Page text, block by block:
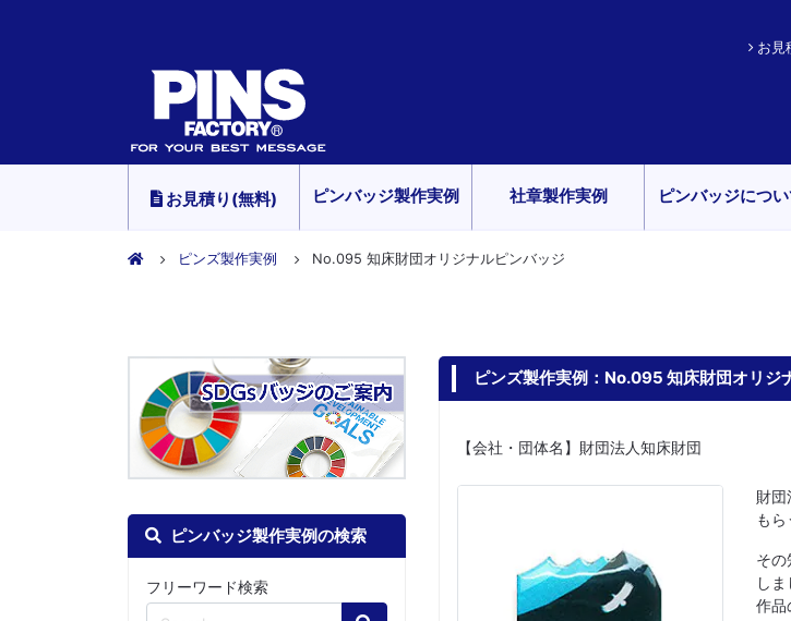
お見
お見積り(無料) ピンバッジ製作実例 社章製作実例 ピンバッジにつ
ピンズ製作実例 No.095 知床財団オリジナルピンバッジ
ピンバッジ製作実例の検索
フリーワード検索
Search
ピンズ製作実例：No.095 知床財団オリジ
【会社・団体名】財団法人知床財団
財
も
そ
しま
作品